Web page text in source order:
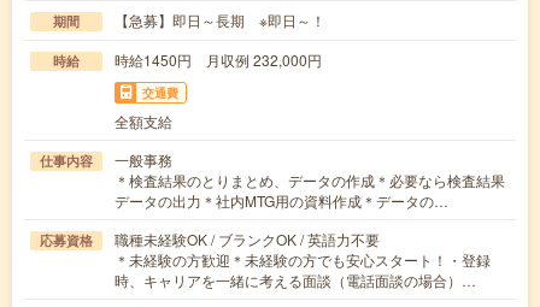
期間 【急募】即日～長期 ※即日～！
時給 時給1450円 月収例 232,000円
交通費
全額支給
仕事内容
一般事務
＊検査結果のとりまとめ、データの作成＊必要なら検査結果
データの出力＊社内MTG用の資料作成＊データの…
応募資格
職種未経験OK / ブランクOK / 英語力不要
＊未経験の方歓迎＊未経験の方でも安心スタート！・登録
時、キャリアを一緒に考える面談（電話面談の場合）…